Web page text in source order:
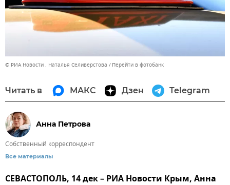
© РИА Новости . Наталья Селиверстова Перейти в фотобанк
Читать в МАКС Дзен Telegram
Анна Петрова
Собственный корреспондент
Все материалы
СЕВАСТОПОЛЬ, 14 дек – РИА Новости Крым, Анна